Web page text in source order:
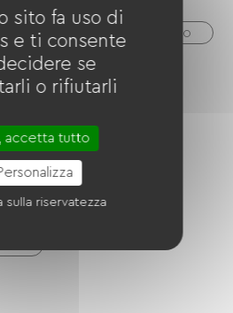
Soggiorno/salotto
Cappa
congélateur
sito fa uso di
e ti consente
se
o rifiutarli
accetta tutto
sulla riservatezza